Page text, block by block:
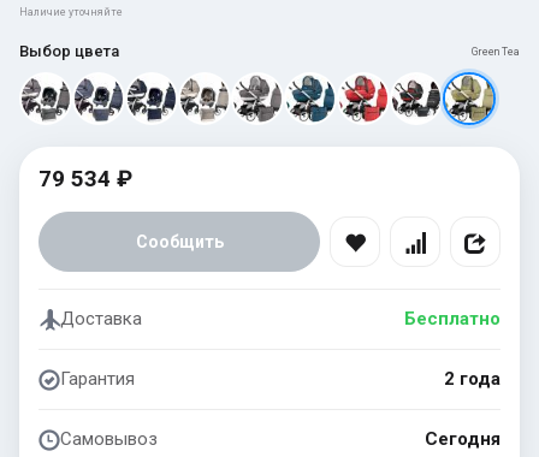
Наличие уточняйте
Выбор цвета Green Tea
79 534 ₽
Сообщить
Доставка Бесплатно
Гарантия 2 года
Самовывоз Сегодня